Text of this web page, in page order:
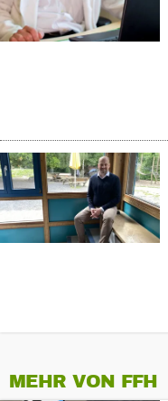
MEHR VON FFH